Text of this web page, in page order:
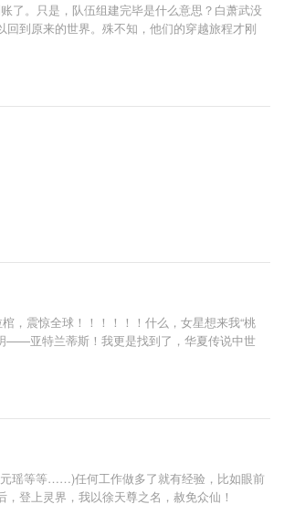
了。只是，队伍组建完毕是什么意思？白萧武没
到原来的世界。殊不知，他们的穿越旅程才刚
，震惊全球！！！！！！什么，女星想来我“桃
——亚特兰蒂斯！我更是找到了，华夏传说中世
瑶等等……)任何工作做多了就有经验，比如眼前
登上灵界，我以徐天尊之名，赦免众仙！